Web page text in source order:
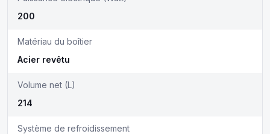
200
Matériau du boîtier
Acier revêtu
Volume net (L)
214
Système de refroidissement